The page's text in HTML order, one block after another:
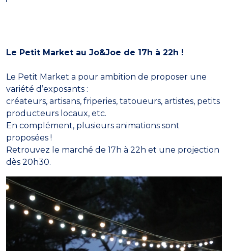
Le Petit Market au Jo&Joe de 17h à 22h !
Le Petit Market a pour ambition de proposer une
variété d’exposants :
créateurs, artisans, friperies, tatoueurs, artistes, petits
producteurs locaux, etc.
En complément, plusieurs animations sont
proposées !
Retrouvez le marché de 17h à 22h et une projection
dès 20h30.